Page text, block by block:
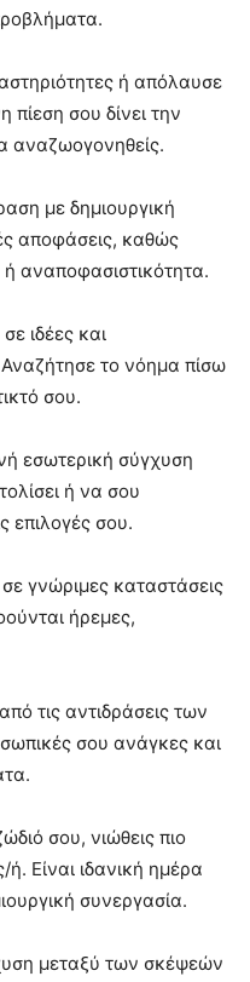
ή απόλαυσε
πίεση σου δίνει την
αναζωογονηθείς.
με δημιουργική
αποφάσεις, καθώς
αναποφασιστικότητα.
ιδέες και
το νόημα πίσω
σου.
εσωτερική σύγχυση
ή να σου
επιλογές σου.
γνώριμες καταστάσεις
ήρεμες,
τις αντιδράσεις των
σου ανάγκες και
σου, νιώθεις πιο
Είναι ιδανική ημέρα
συνεργασία.
μεταξύ των σκέψεών